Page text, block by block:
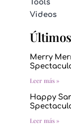
Tools
Videos
Merry
Leer más »
Happy
Leer más »